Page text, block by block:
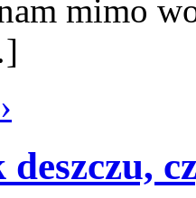
mimo
deszczu,